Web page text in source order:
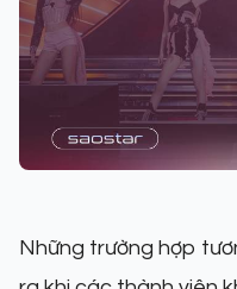
Những trường hợp